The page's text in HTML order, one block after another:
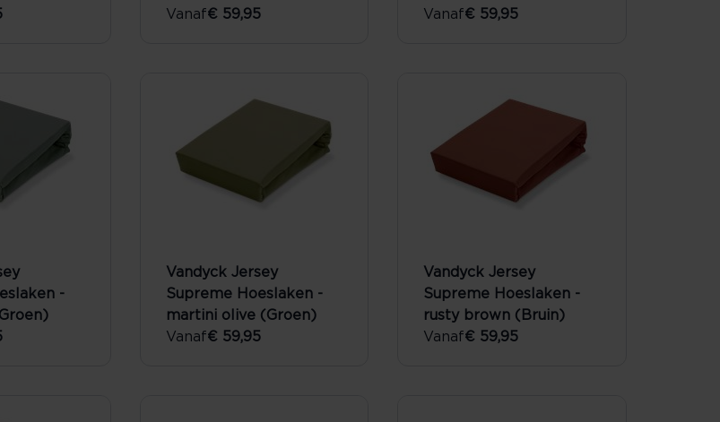
Vanaf€ 59,95
Vanaf€ 59,95
-
Vandyck Jersey
Supreme Hoeslaken -
martini olive (Groen)
Vanaf€ 59,95
Vandyck Jersey
Supreme Hoeslaken -
rusty brown (Bruin)
Vanaf€ 59,95